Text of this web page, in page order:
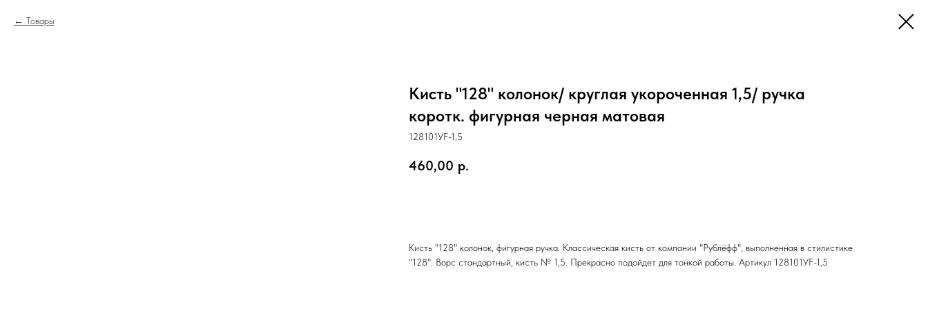
Товары
Кисть "128" колонок/ круглая укороченная 1,5/ ручка
коротк. фигурная черная матовая
128101УF-1,5
460,00 р.
Кисть "128" колонок, фигурная ручка. Классическая кисть от компании "Рублёфф", выполненная в стилистике
"128". Ворс стандартный, кисть № 1,5. Прекрасно подойдет для тонкой работы. Артикул 128101УF-1,5